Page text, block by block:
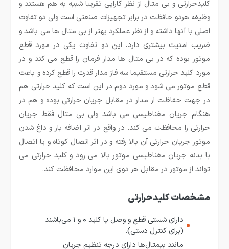
کلیدحرارتی و بی متال از نظر کارایی تقریبا شبیه به هم هستند و
وظیفه هردو حافظت در برابر تجهیزات صنعتی است ولی دو تفاوت
اصلی با آنها داشته و از نظر عملکرد بهتر از بی متال ها می باشد و
ضریب امنیت بیشتری دارد، این دو تفاوت یکی در مورد قطع
موتور بوده که در بی متال ها مدار فرمان را قطع می کند و در
مورد کلید حرارتی مستقیما سه فاز مدار قدرت را قطع کرده و باعث
قطع موتور می شود و مورد دوم در این است که کلید حرارتی هم
در جهت حفاظت از مدار در مقابل جریان حرارتی بوده و هم در
هنگام جریان مغناطیسی می باشد ولی بی متال فقط جریان
حرارتی را محافظت می کند. در واقع در اثر اضافه بار و داغ شدن
موتور جریان حرارتی آن بالا رفته و در اثر اتصال کوتاه و یا اتصال
با بدنه جریان مغناطیسی موتور بالا می رود و کلید حرارتی می
تواند از موتور در مقابل هر دوی این موارد محافظت کند.
مشخصات کلیدحرارتی
دارای شستی قطع و وصل یا کلید ۰ و ۱ می‌باشند
(برای کنترل دستی).
مانند بیمتال‌ها دارای درجه تنظیم جریان